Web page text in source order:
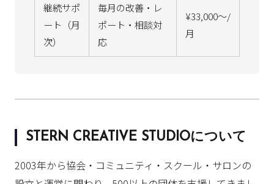
継続サポ
ート（月
次）
毎月の改善・レ
ポート・相談対
応
¥33,000〜/
月
STERN CREATIVE STUDIOについて
2003年から協会・コミュニティ・スクール・サロンの